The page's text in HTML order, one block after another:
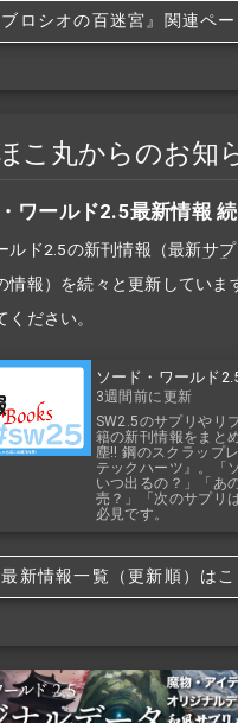
ブロシオの百迷宮』関連ペ
こ丸からのお知
ワールド2.5最新情報
ルド2.5の新刊情報（最新サ
情報）を続々と更新していま
ください。
ソード・ワールド
3週間前に更新
SW2.5のサプリやリ
籍の新刊情報をまと
塵!! 鋼のスクラップ
テックハーツ』。「
いつ出るの？」「あ
売？」「次のサプリ
必見です。
最新情報一覧（更新順）はこ